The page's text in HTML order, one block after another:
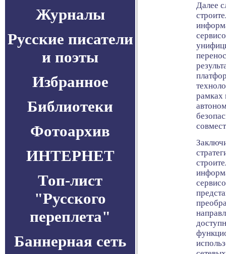
Журналы
Русские писатели
и поэты
Избранное
Библиотеки
Фотоархив
ИНТЕРНЕТ
Топ-лист
"Русского
переплета"
Баннерная сеть
Далее
рамках